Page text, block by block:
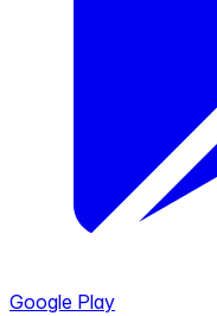
Google Play